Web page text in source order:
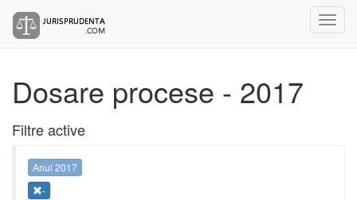
Dosare procese - 2017
Filtre active
Anul 2017
-